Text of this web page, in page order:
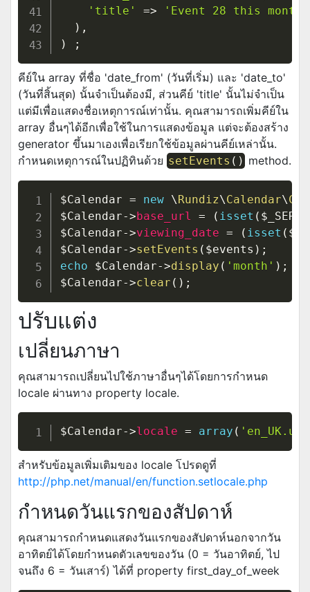
'title'
=>
'Event 28 this
) ,
)
;
คีย์ใน array ที่ชื่อ 'date_from' (วันที่เริ่ม) และ 'date_to'
(วันที่สิ้นสุด) นั้นจำเป็นต้องมี, ส่วนคีย์ 'title' นั้นไม่จำเป็น
แต่มีเพื่อแสดงชื่อเหตุการณ์เท่านั้น. คุณสามารถเพิ่มคีย์ใน
array อื่นๆได้อีกเพื่อใช้ในการแสดงข้อมูล แต่จะต้องสร้าง
generator ขึ้นมาเองเพื่อเรียกใช้ข้อมูลผ่านคีย์เหล่านั้น.
กำหนดเหตุการณ์ในปฏิทินด้วย setEvents ( ) method.
$Calendar = new \Rundiz\Calendar\
$Calendar->base_url = ( isset (
$Calendar->viewing_date = ( isset (
$Calendar->setEvents ( $events ) ;
echo
$Calendar->display ( 'month' ) ;
$Calendar->clear ( ) ;
ปรับแต่ง
เปลี่ยนภาษา
คุณสามารถเปลี่ยนไปใช้ภาษาอื่นๆได้โดยการกำหนด
locale ผ่านทาง property locale.
$Calendar->locale = array (
สำหรับข้อมูลเพิ่มเติมของ locale โปรดดูที่
http://php.net/manual/en/function.setlocale.php
กำหนดวันแรกของสัปดาห์
คุณสามารถกำหนดแสดงวันแรกของสัปดาห์นอกจากวัน
อาทิตย์ได้โดยกำหนดตัวเลขของวัน (0 = วันอาทิตย์, ไป
จนถึง 6 = วันเสาร์) ได้ที่ property first_day_of_week